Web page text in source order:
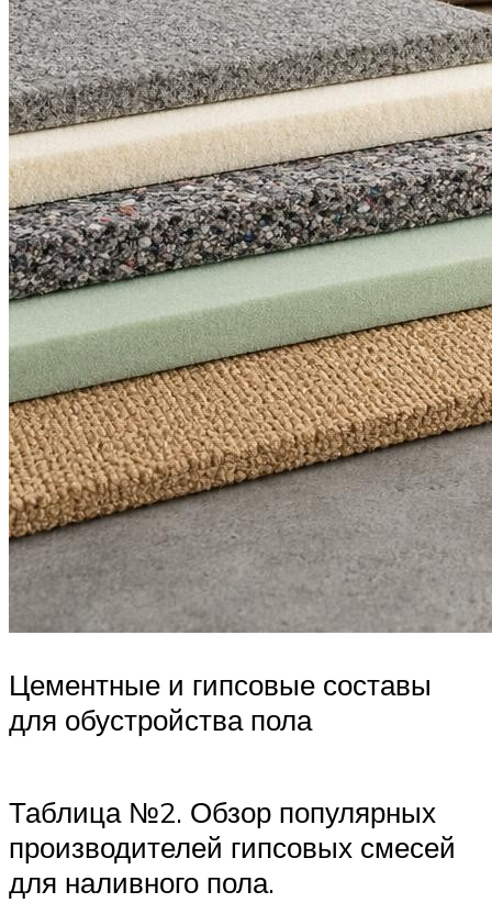
Цементные и гипсовые составы
для обустройства пола
Таблица №2. Обзор популярных
производителей гипсовых смесей
для наливного пола.